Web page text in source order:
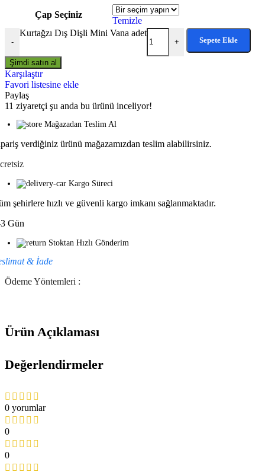
Çap Seçiniz
Temizle
-
Kurtağzı Dış Dişli Mini Vana adet
+ Sepete Ekle
Şimdi satın al
Karşılaştır
Favori listesine ekle
Paylaş
11 ziyaretçi şu anda bu ürünü inceliyor!
Mağazadan Teslim Al
verdiğiniz ürünü mağazamızdan teslim alabilirsiniz.
Kargo Süreci
şehirlere hızlı ve güvenli kargo imkanı sağlanmaktadır.
Gün
Stoktan Hızlı Gönderim
& İade
Ödeme Yöntemleri :
Ürün Açıklaması
Değerlendirmeler
0 yorumlar
0
0